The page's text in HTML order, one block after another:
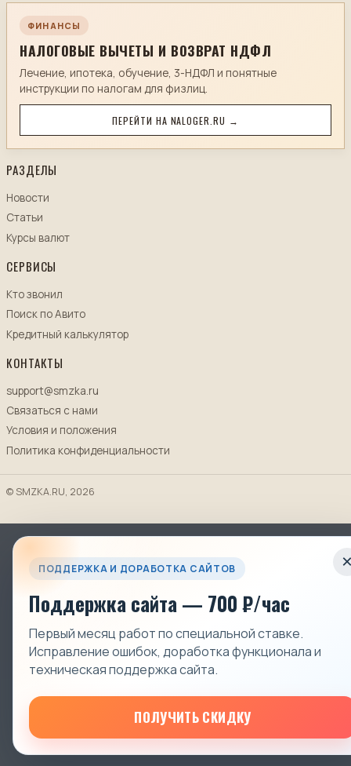
ФИНАНСЫ
НАЛОГОВЫЕ ВЫЧЕТЫ И ВОЗВРАТ НДФЛ
Лечение, ипотека, обучение, 3-НДФЛ и понятные
инструкции по налогам для физлиц.
ПЕРЕЙТИ НА NALOGER.RU →
РАЗДЕЛЫ
Новости
Статьи
Курсы валют
СЕРВИСЫ
Кто звонил
Поиск по Авито
Кредитный калькулятор
КОНТАКТЫ
support@smzka.ru
Связаться с нами
Условия и положения
Политика конфиденциальности
© SMZKA.RU, 2026
ПОДДЕРЖКА И ДОРАБОТКА САЙТОВ
Поддержка сайта — 700 ₽/час
Первый месяц работ по специальной ставке.
Исправление ошибок, доработка функционала и
техническая поддержка сайта.
ПОЛУЧИТЬ СКИДКУ